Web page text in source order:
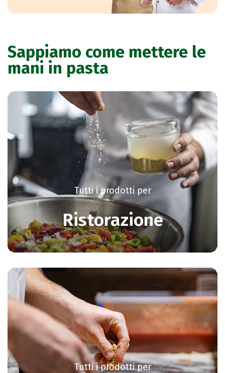
Sappiamo come mettere le
mani in pasta
Tutti i prodotti per
Ristorazione
Tutti i prodotti per